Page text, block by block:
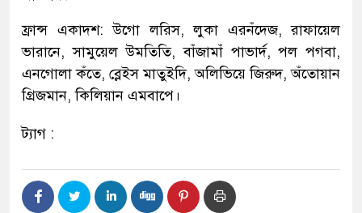
ফ্রান্স একাদশ: উগো লরিস, লুকা এরনঁদেজ, রাফায়েল
ভারানে, সামুয়েল উমতিতি, বাঁজামাঁ পাভার্দ, পল পগবা,
এনগোলা কঁতে, ব্লেইস মাতুইদি, অলিভিয়ে জিরুদ, অঁতোয়ান
গ্রিজমান, কিলিয়ান এমবাপে।
ট্যাগ :